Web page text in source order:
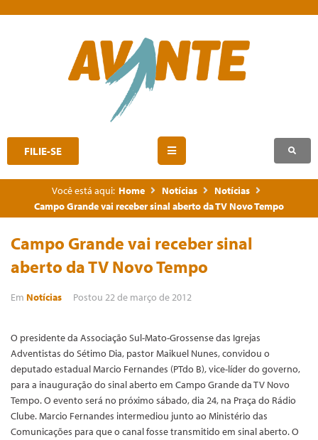
FILIE-SE
Você está aqui: Home Notícias
Notícias
Campo Grande vai receber sinal aberto da TV Novo Tempo
Campo Grande vai receber sinal
aberto da TV Novo Tempo
Em Notícias Postou 22 de março de 2012
O presidente da Associação Sul-Mato-Grossense das Igrejas
Adventistas do Sétimo Dia, pastor Maikuel Nunes, convidou o
deputado estadual Marcio Fernandes (PTdo B), vice-líder do governo,
para a inauguração do sinal aberto em Campo Grande da TV Novo
Tempo. O evento será no próximo sábado, dia 24, na Praça do Rádio
Clube. Marcio Fernandes intermediou junto ao Ministério das
Comunicações para que o canal fosse transmitido em sinal aberto. O